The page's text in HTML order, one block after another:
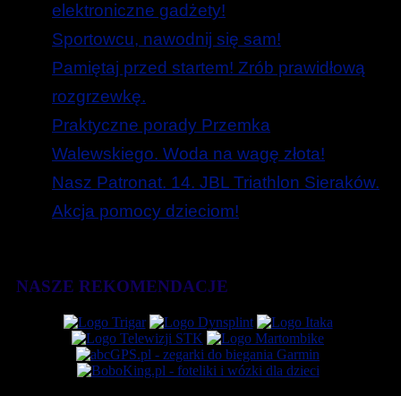
elektroniczne gadżety!
Sportowcu, nawodnij się sam!
Pamiętaj przed startem! Zrób prawidłową
rozgrzewkę.
Praktyczne porady Przemka
Walewskiego. Woda na wagę złota!
Nasz Patronat. 14. JBL Triathlon Sieraków.
Akcja pomocy dzieciom!
NASZE REKOMENDACJE